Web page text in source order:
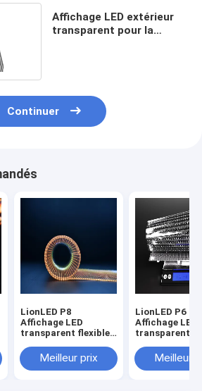
Affichage LED extérieur
transparent pour la
Continuer
LionLED P8
Affichage LED
transparent flexible
en verreMeilleur prix
LionLED P6
Affichage LED
transparent et
Meilleur